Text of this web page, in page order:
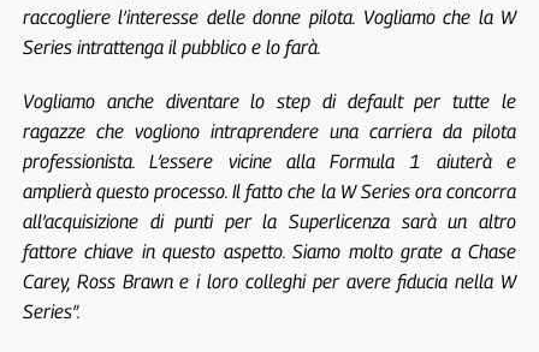
raccogliere l’interesse delle donne pilota. Vogliamo che la W
Series intrattenga il pubblico e lo farà.
Vogliamo anche diventare lo step di default per tutte le
ragazze che vogliono intraprendere una carriera da pilota
professionista. L’essere vicine alla Formula 1 aiuterà e
amplierà questo processo. Il fatto che la W Series ora concorra
all’acquisizione di punti per la Superlicenza sarà un altro
fattore chiave in questo aspetto. Siamo molto grate a Chase
Carey, Ross Brawn e i loro colleghi per avere fiducia nella W
Series”.